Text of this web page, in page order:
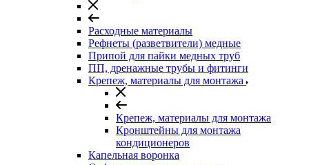
Расходные материалы
Рефнеты (разветвители) медные
Припой для пайки медных труб
ПП, дренажные трубы и фитинги
Крепеж, материалы для монтажа
Крепеж, материалы для монтажа
Кронштейны для монтажа
кондиционеров
Капельная воронка